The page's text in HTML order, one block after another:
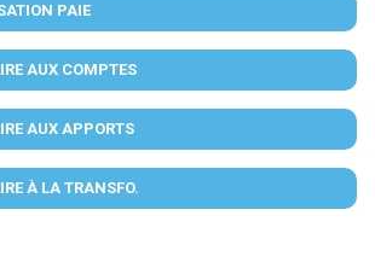
PAIE
AUX COMPTES
AUX APPORTS
À LA TRANSFO.